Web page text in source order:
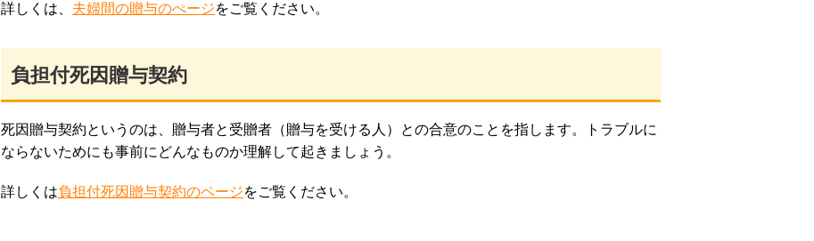
詳しくは、 夫婦間の贈与のぺージをご覧ください。
負担付死因贈与契約
死因贈与契約というのは、贈与者と受贈者（贈与を受ける人）との合意のことを指します。トラブルに
ならないためにも事前にどんなものか理解して起きましょう。
詳しくは負担付死因贈与契約のページをご覧ください。